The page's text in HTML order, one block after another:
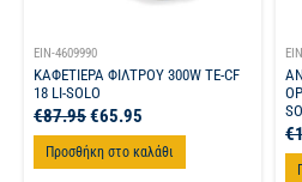
EIN-4609990
ΚΑΦΕΤΙΕΡΑ ΦΙΛΤΡΟΥ 300W TE-CF
18 LI-SOLO
€87.95€65.95
Προσθήκη στο καλάθι
€